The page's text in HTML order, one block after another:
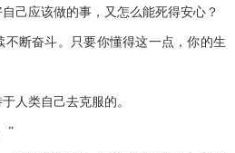
应该做的事，又怎么能死得安心？
断奋斗。只要你懂得这一点，你的生
类自己去克服的。
”